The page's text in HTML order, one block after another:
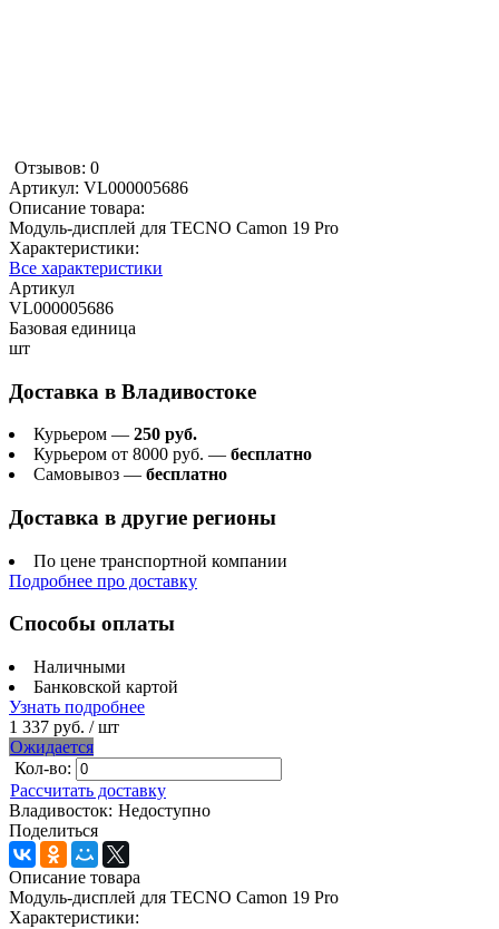
Отзывов: 0
Артикул: VL000005686
Описание товара:
Модуль-дисплей для TECNO Camon 19 Pro
Характеристики:
Все характеристики
Артикул
VL000005686
Базовая единица
шт
Доставка в Владивостоке
Курьером — 250 руб.
Курьером от 8000 руб. — бесплатно
Самовывоз — бесплатно
Доставка в другие регионы
По цене транспортной компании
Подробнее про доставку
Способы оплаты
Наличными
Банковской картой
Узнать подробнее
1 337 руб. / шт
Ожидается
Кол-во:
Рассчитать доставку
Владивосток: Недоступно
Поделиться
Описание товара
Модуль-дисплей для TECNO Camon 19 Pro
Характеристики: